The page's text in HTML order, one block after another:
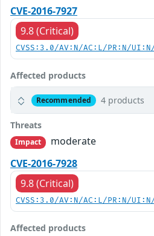
CVE-2016-7927
9.8 (Critical)
CVSS:3.0/AV:N/AC:L/PR:N/
Affected products
Recommended 4 products
Threats
Impact
moderate
CVE-2016-7928
9.8 (Critical)
CVSS:3.0/AV:N/AC:L/PR:N/
Affected products